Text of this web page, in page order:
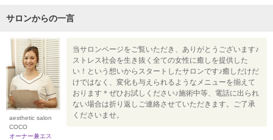
サロンからの一言
aesthetic salon
COCO
オーナー兼エス
当サロンページをご覧いただき、ありがとうございます♪
ストレス社会を生き抜く全ての女性に癒しを提供した
い！という想いからスタートしたサロンです♪癒しだけだ
けではなく、変化も与えられるようなメニューを揃えて
おります＊ぜひお試しください♪施術中等、電話に出られ
ない場合は折り返しご連絡させていただきます。ご了承
くださいませ。